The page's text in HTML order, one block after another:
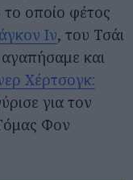
οποίο φέτος
Ιν, του Τσάι
και
Χέρτσογκ:
για τον
Φον